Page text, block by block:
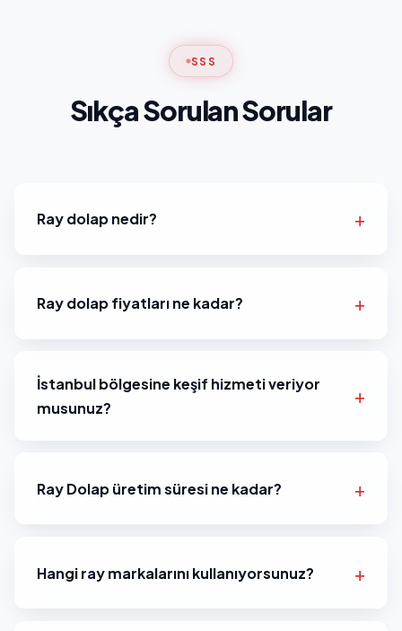
SSS
Sıkça Sorulan Sorular
Ray dolap nedir?
Ray dolap fiyatları ne kadar?
İstanbul bölgesine keşif hizmeti veriyor
musunuz?
Ray Dolap üretim süresi ne kadar?
Hangi ray markalarını kullanıyorsunuz?